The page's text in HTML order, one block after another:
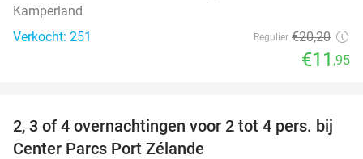
Kamperland
Verkocht: 251
Regulier €20,20
€11 ,95
17%
2, 3 of 4 overnachtingen voor 2 tot 4 pers. bij
Center Parcs Port Zélande